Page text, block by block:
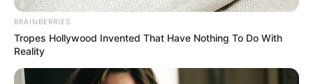
BRAINBERRIES
Tropes Hollywood Invented That Have Nothing To Do With
Reality